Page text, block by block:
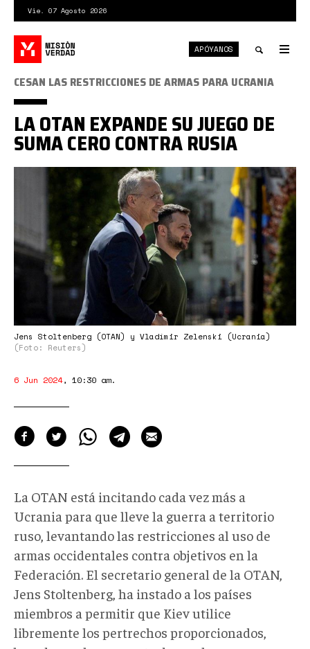
contenido
principal
Vie. 07 Agosto 2026
Toggle
APÓYANOS
IMG_20240605_150834_850.jpg
Jens Stoltenberg (OTAN) y Vladímir Zelenski (Ucrania)
(Foto: Reuters)
CESAN LAS RESTRICCIONES DE ARMAS PARA UCRANIA
LA OTAN EXPANDE SU JUEGO DE
SUMA CERO CONTRA RUSIA
6 Jun 2024, 10:30 am.
La OTAN está incitando cada vez más a
Ucrania para que lleve la guerra a territorio
ruso, levantando las restricciones al uso de
armas occidentales contra objetivos en la
Federación. El secretario general de la OTAN,
Jens Stoltenberg, ha instado a los países
miembros a permitir que Kiev utilice
libremente los pertrechos proporcionados,